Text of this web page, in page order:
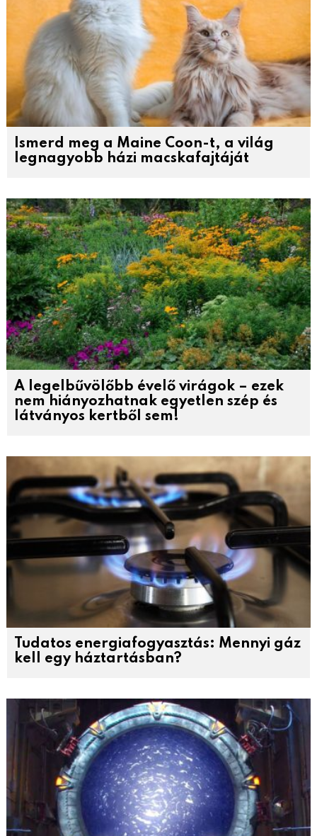
Ismerd meg a Maine Coon-t, a világ
legnagyobb házi macskafajtáját
A legelbűvölőbb évelő virágok – ezek
nem hiányozhatnak egyetlen szép és
látványos kertből sem!
Tudatos energiafogyasztás: Mennyi gáz
kell egy háztartásban?